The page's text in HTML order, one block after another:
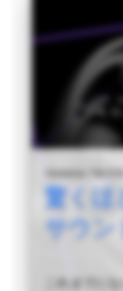
驚く
サウン
これまでに